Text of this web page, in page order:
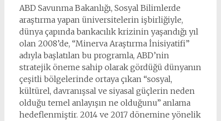
ABD Savunma Bakanlığı, Sosyal Bilimlerde
araştırma yapan üniversitelerin işbirliğiyle,
dünya çapında bankacılık krizinin yaşandığı yıl
olan 2008’de, “Minerva Araştırma İnisiyatifi”
adıyla başlatılan bu programla, ABD’nin
stratejik öneme sahip olarak gördüğü dünyanın
çeşitli bölgelerinde ortaya çıkan “sosyal,
kültürel, davranışsal ve siyasal güçlerin neden
olduğu temel anlayışın ne olduğunu” anlama
hedeflenmiştir. 2014 ve 2017 dönemine yönelik